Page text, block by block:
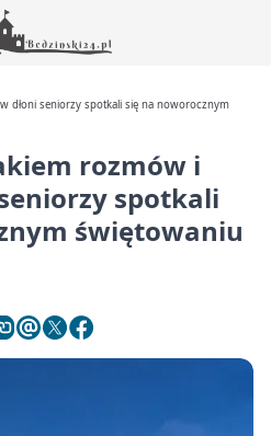
dłoni seniorzy spotkali się na noworocznym
rozmów i
spotkali
świętowaniu